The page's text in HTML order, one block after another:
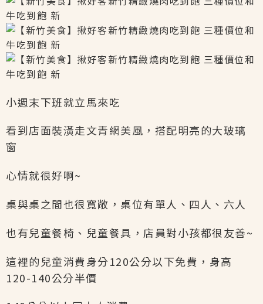
小週末下班就立馬來吃
看到店面裝潢走文青網美風，搭配明亮的大玻璃
窗
心情就很好啊~
桌與桌之間也很寬敞，桌位有單人、四人、六人
也有兒童餐椅、兒童餐具，店員對小孩都很友善~
這裡的兒童消費身分120公分以下免費，身高
120-140公分半價